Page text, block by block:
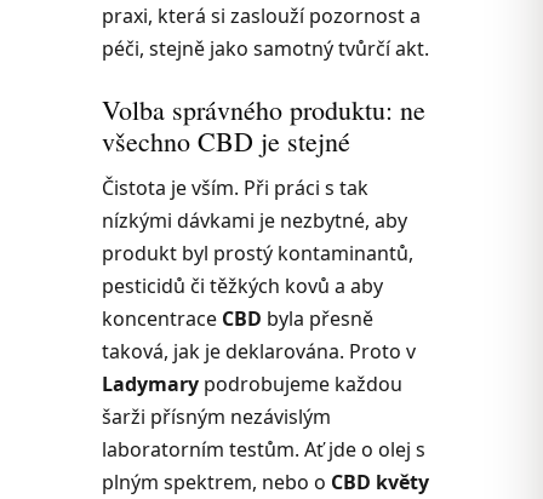
praxi, která si zaslouží pozornost a
péči, stejně jako samotný tvůrčí akt.
Volba správného produktu: ne
všechno CBD je stejné
Čistota je vším. Při práci s tak
nízkými dávkami je nezbytné, aby
produkt byl prostý kontaminantů,
pesticidů či těžkých kovů a aby
koncentrace CBD byla přesně
taková, jak je deklarována. Proto v
Ladymary podrobujeme každou
šarži přísným nezávislým
laboratorním testům. Ať jde o olej s
plným spektrem, nebo o CBD květy